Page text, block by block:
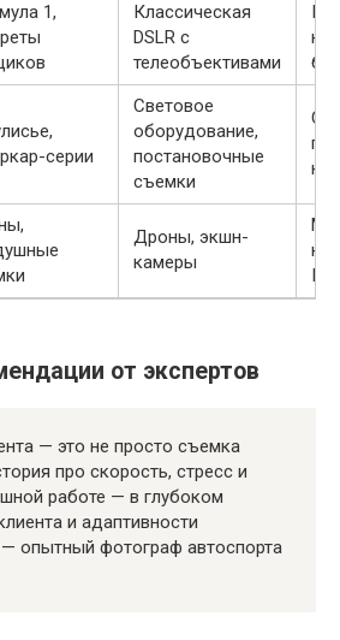
1,
Классическая
DSLR с
телеобъективами
серии
Световое
оборудование,
постановочные
съемки
Дроны, экшн-
камеры
от экспертов
— это не просто съемка
про скорость, стресс и
работе — в глубоком
и адаптивности
— опытный фотограф автоспорта